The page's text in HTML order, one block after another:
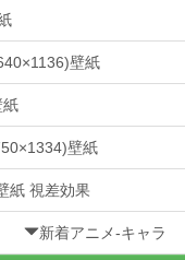
壁紙
紙
壁紙
紙 視差効果
新着アニメ-キャラ